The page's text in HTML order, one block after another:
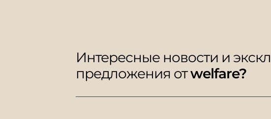
Интересные новости и
предложения отwelfare?